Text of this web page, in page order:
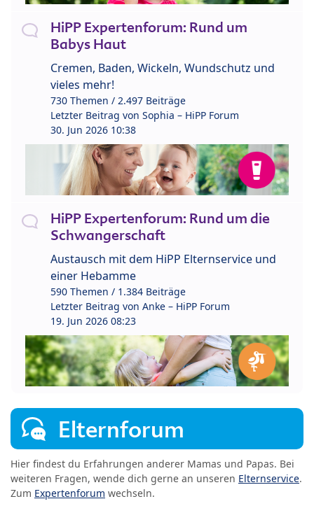
HiPP Expertenforum: Rund um
Babys Haut
Cremen, Baden, Wickeln, Wundschutz und
vieles mehr!
730 Themen / 2.497 Beiträge
Letzter Beitrag von Sophia – HiPP Forum
30. Jun 2026 10:38
HiPP Expertenforum: Rund um die
Schwangerschaft
Austausch mit dem HiPP Elternservice und
einer Hebamme
590 Themen / 1.384 Beiträge
Letzter Beitrag von Anke – HiPP Forum
19. Jun 2026 08:23
Elternforum
Hier findest du Erfahrungen anderer Mamas und Papas. Bei
weiteren Fragen, wende dich gerne an unseren Elternservice.
Zum Expertenforum wechseln.